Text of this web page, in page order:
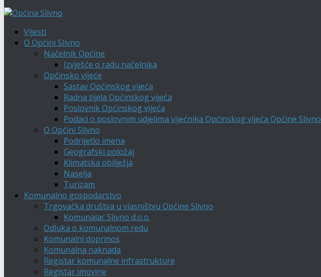
Vijesti
O Općini Slivno
Načelnik Općine
Izvješće o radu načelnika
Općinsko vijeće
Sastav Općinskog vijeća
Radna tijela Općinskog vijeća
Poslovnik Općinskog vijeća
Podaci o poslovnim udjelima vijećnika Općinskog vijeća Općine Slivno
O Općini Slivno
Podrijetlo imena
Geografski položaj
Klimatska obilježja
Naselja
Turizam
Komunalno gospodarstvo
Trgovačka društva u vlasništvu Općine Slivno
Komunalac Slivno d.o.o.
Odluka o komunalnom redu
Komunalni doprinos
Komunalna naknada
Registar komunalne infrastrukture
Registar imovine